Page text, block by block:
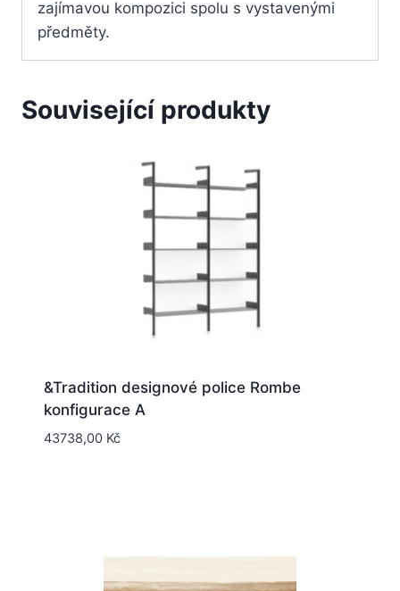
zajímavou kompozici spolu s vystavenými
předměty.
Související produkty
&Tradition designové police Rombe
konfigurace A
43738,00 Kč